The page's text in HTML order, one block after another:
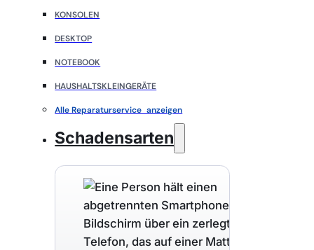
KONSOLEN
DESKTOP
NOTEBOOK
HAUSHALTSKLEINGERÄTE
Alle Reparaturservice anzeigen
Schadensarten